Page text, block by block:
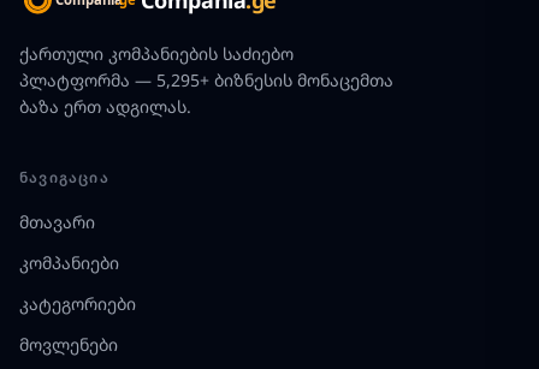
ქართული კომპანიების საძიებო
პლატფორმა — 5,295+ ბიზნესის მონაცემთა
ბაზა ერთ ადგილას.
ᲜᲐᲕᲘᲒᲐᲪᲘᲐ
მთავარი
კომპანიები
კატეგორიები
მოვლენები